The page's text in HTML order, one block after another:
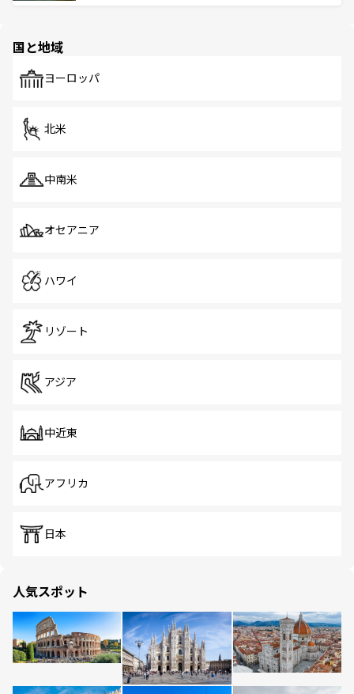
で、ホーカーズは地元の風情を楽しめる外せないスポット
国と地域
ヨーロッパ
北米
中南米
オセアニア
ハワイ
リゾート
アジア
中近東
アフリカ
日本
人気スポット